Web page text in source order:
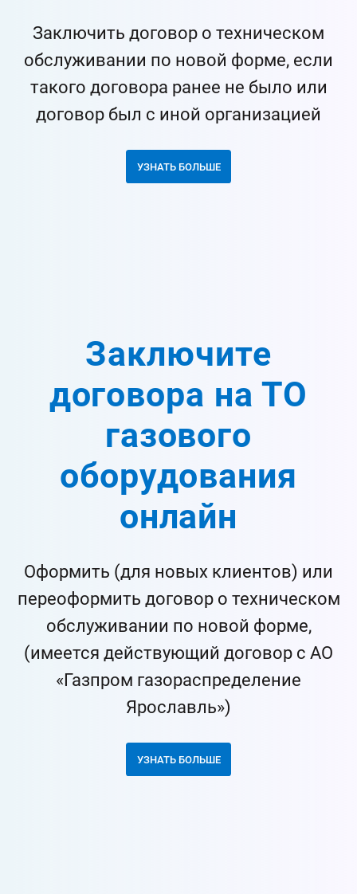
Заключить договор о техническом
обслуживании по новой форме, если
такого договора ранее не было или
договор был с иной организацией
УЗНАТЬ БОЛЬШЕ
Заключите
договора на ТО
газового
оборудования
онлайн
Оформить (для новых клиентов) или
переоформить договор о техническом
обслуживании по новой форме,
(имеется действующий договор с АО
«Газпром газораспределение
Ярославль»)
УЗНАТЬ БОЛЬШЕ